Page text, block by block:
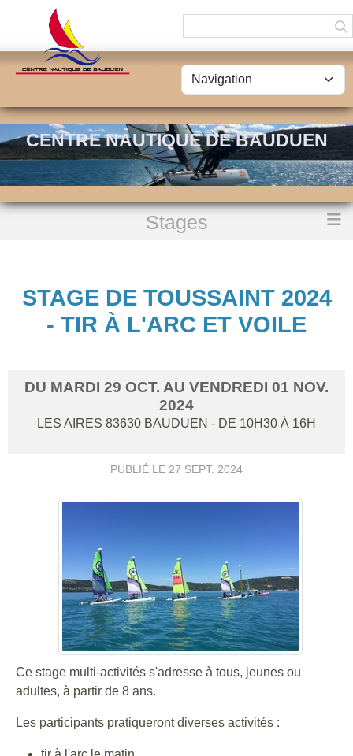
CENTRE NAUTIQUE DE BAUDUEN
Stages
Stage de Toussaint 2024 - Tir à l'Arc et Voile
STAGE DE TOUSSAINT 2024
- TIR À L'ARC ET VOILE
DU MARDI 29 OCT. AU VENDREDI 01 NOV.
2024
LES AIRES 83630 BAUDUEN - DE 10H30 À 16H
PUBLIÉ LE 27 SEPT. 2024
Ce stage multi-activités s'adresse à tous, jeunes ou
adultes, à partir de 8 ans.
Les participants pratiqueront diverses activités :
Panneau de gestion des cookies